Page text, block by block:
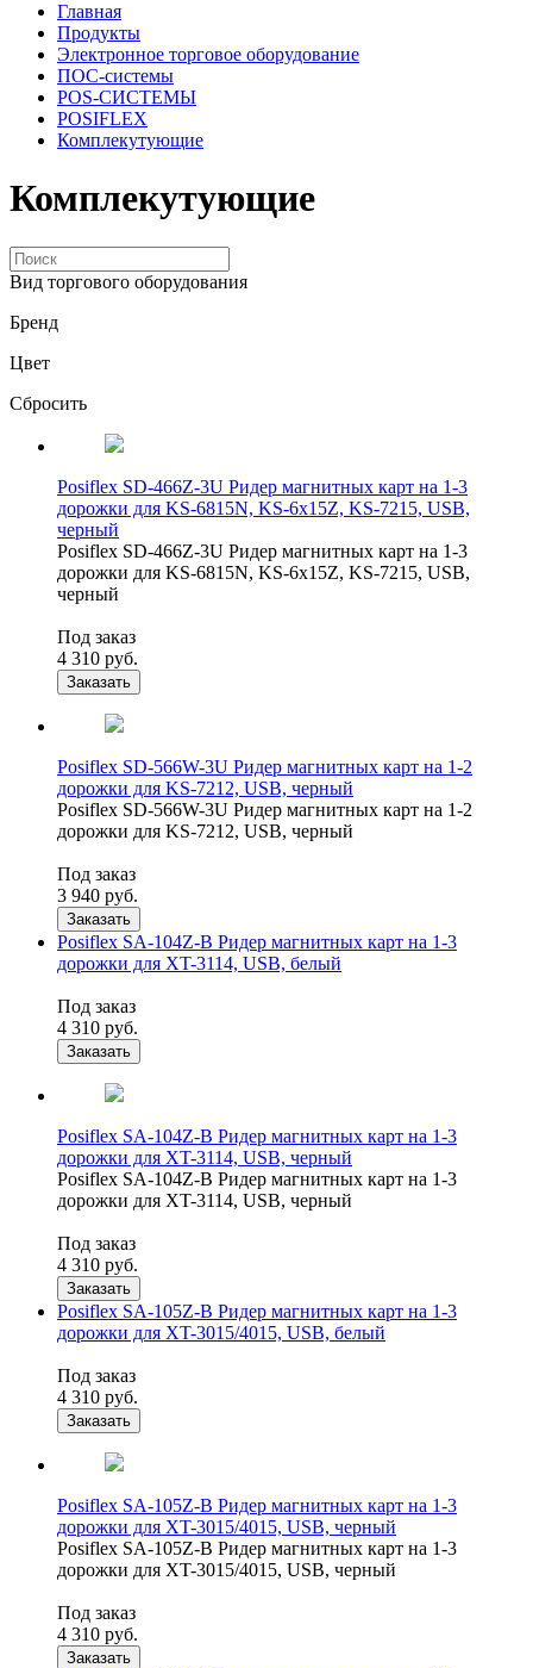
Главная
Продукты
Электронное торговое оборудование
ПОС-системы
POS-СИСТЕМЫ
POSIFLEX
Комплекутующие
Комплекутующие
Вид торгового оборудования
Бренд
Цвет
Сбросить
Posiflex SD-466Z-3U Ридер магнитных карт на 1-3
дорожки для KS-6815N, KS-6x15Z, KS-7215, USB,
черный
Posiflex SD-466Z-3U Ридер магнитных карт на 1-3
дорожки для KS-6815N, KS-6x15Z, KS-7215, USB,
черный
Под заказ
4 310 руб.
Заказать
Posiflex SD-566W-3U Ридер магнитных карт на 1-2
дорожки для KS-7212, USB, черный
Posiflex SD-566W-3U Ридер магнитных карт на 1-2
дорожки для KS-7212, USB, черный
Под заказ
3 940 руб.
Заказать
Posiflex SA-104Z-B Ридер магнитных карт на 1-3
дорожки для XT-3114, USB, белый
Под заказ
4 310 руб.
Заказать
Posiflex SA-104Z-B Ридер магнитных карт на 1-3
дорожки для XT-3114, USB, черный
Posiflex SA-104Z-B Ридер магнитных карт на 1-3
дорожки для XT-3114, USB, черный
Под заказ
4 310 руб.
Заказать
Posiflex SA-105Z-B Ридер магнитных карт на 1-3
дорожки для XT-3015/4015, USB, белый
Под заказ
4 310 руб.
Заказать
Posiflex SA-105Z-B Ридер магнитных карт на 1-3
дорожки для XT-3015/4015, USB, черный
Posiflex SA-105Z-B Ридер магнитных карт на 1-3
дорожки для XT-3015/4015, USB, черный
Под заказ
4 310 руб.
Заказать